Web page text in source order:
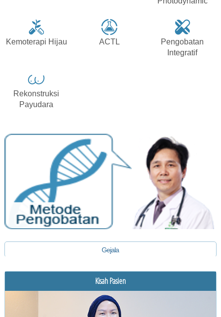
Kemoterapi Hijau ACTL
Pengobatan
Integratif
Rekonstruksi
Payudara
Gejala
Pengobatan
Kisah Pasien